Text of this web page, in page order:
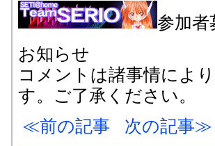
参加者
お知らせ
コメントは諸事情によ
す。ご了承ください。
前の記事
次の記事